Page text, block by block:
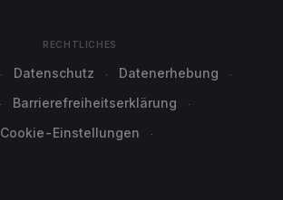
RECHTLICHES
Datenschutz
Datenerhebung
Barrierefreiheitserklärung
Cookie-Einstellungen